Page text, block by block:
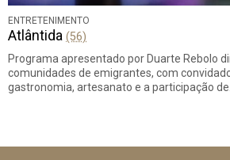
ENTRETENIMENTO
Atlântida (56)
Programa apresentado por Duarte Rebolo
comunidades de emigrantes, com
gastronomia, artesanato e a participação de…